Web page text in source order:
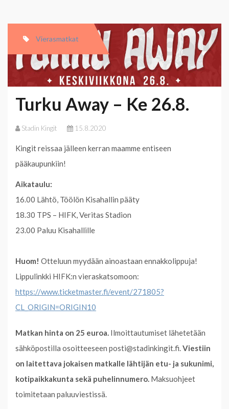
Vierasmatkat
Turku Away – Ke 26.8.
Stadin Kingit 15.8.2020
Kingit reissaa jälleen kerran maamme entiseen
pääkaupunkiin!
Aikataulu:
16.00 Lähtö, Töölön Kisahallin pääty
18.30 TPS – HIFK, Veritas Stadion
23.00 Paluu Kisahallille
Huom! Otteluun myydään ainoastaan ennakkolippuja!
Lippulinkki HIFK:n vieraskatsomoon:
https://www.ticketmaster.fi/event/271805?
CL_ORIGIN=ORIGIN10
Matkan hinta on 25 euroa. Ilmoittautumiset lähetetään
sähköpostilla osoitteeseen posti@stadinkingit.fi.Viestiin
on laitettava jokaisen matkalle lähtijän etu- ja sukunimi,
kotipaikkakunta sekä puhelinnumero. Maksuohjeet
toimitetaan paluuviestissä.